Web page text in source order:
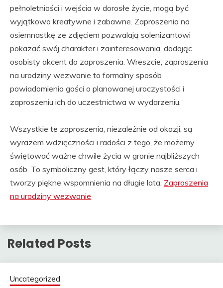
pełnoletniości i wejścia w dorosłe życie, mogą być
wyjątkowo kreatywne i zabawne. Zaproszenia na
osiemnastkę ze zdjęciem pozwalają solenizantowi
pokazać swój charakter i zainteresowania, dodając
osobisty akcent do zaproszenia. Wreszcie, zaproszenia
na urodziny wezwanie to formalny sposób
powiadomienia gości o planowanej uroczystości i
zaproszeniu ich do uczestnictwa w wydarzeniu.
Wszystkie te zaproszenia, niezależnie od okazji, są
wyrazem wdzięczności i radości z tego, że możemy
świętować ważne chwile życia w gronie najbliższych
osób. To symboliczny gest, który łączy nasze serca i
tworzy piękne wspomnienia na długie lata. Zaproszenia
na urodziny wezwanie
Related Posts
Uncategorized